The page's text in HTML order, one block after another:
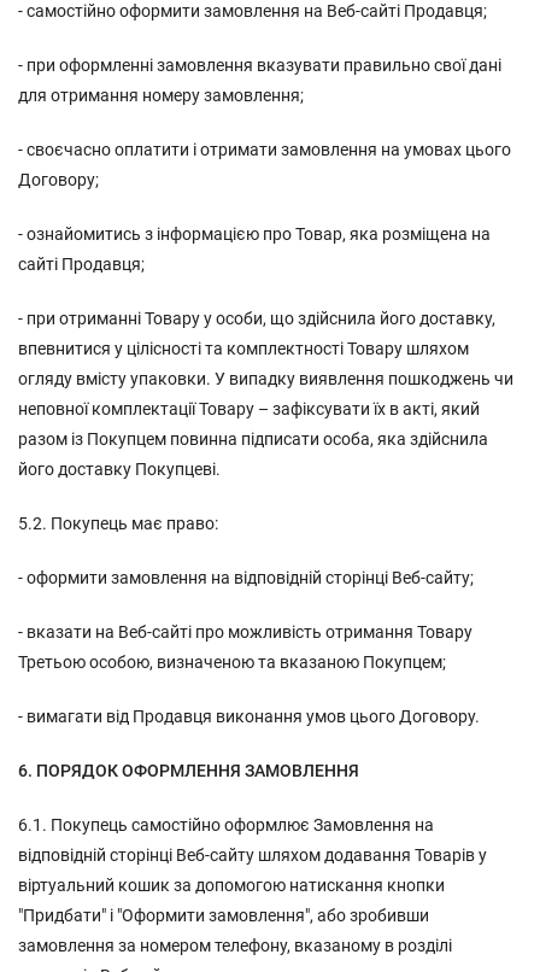
- самостійно оформити замовлення на Веб-сайті Продавця;
- при оформленні замовлення вказувати правильно свої дані
для отримання номеру замовлення;
- своєчасно оплатити і отримати замовлення на умовах цього
Договору;
- ознайомитись з інформацією про Товар, яка розміщена на
сайті Продавця;
- при отриманні Товару у особи, що здійснила його доставку,
впевнитися у цілісності та комплектності Товару шляхом
огляду вмісту упаковки. У випадку виявлення пошкоджень чи
неповної комплектації Товару – зафіксувати їх в акті, який
разом із Покупцем повинна підписати особа, яка здійснила
його доставку Покупцеві.
5.2. Покупець має право:
- оформити замовлення на відповідній сторінці Веб-сайту;
- вказати на Веб-сайті про можливість отримання Товару
Третьою особою, визначеною та вказаною Покупцем;
- вимагати від Продавця виконання умов цього Договору.
6. ПОРЯДОК ОФОРМЛЕННЯ ЗАМОВЛЕННЯ
6.1. Покупець самостійно оформлює Замовлення на
відповідній сторінці Веб-сайту шляхом додавання Товарів у
віртуальний кошик за допомогою натискання кнопки
"Придбати" і "Оформити замовлення", або зробивши
замовлення за номером телефону, вказаному в розділі